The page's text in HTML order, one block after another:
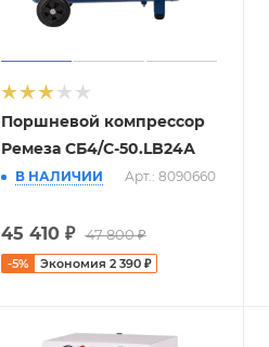
Поршневой компрессор
Ремеза СБ4/С-50.LB24А
В НАЛИЧИИ Арт.: 8090660
45 410₽ 47 800₽
-5% Экономия 2 390₽